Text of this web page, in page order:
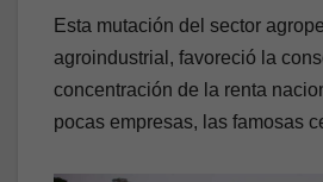
Esta mutación del sector
agroindustrial, favoreció la
concentración de la renta
pocas empresas, las famosas